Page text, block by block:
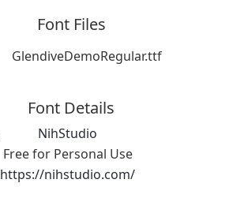
Font Files
GlendiveDemoRegular.ttf
Font Details
NihStudio
Free for Personal Use
https://nihstudio.com/